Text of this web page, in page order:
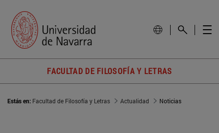
FACULTAD DE FILOSOFÍA Y LETRAS
Estás en: Facultad de Filosofía y Letras Actualidad Noticias